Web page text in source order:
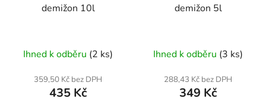
demižon 10l
Ihned k odběru (2 ks)
359,50 Kč bez DPH
435 Kč
demižon 5l
Ihned k odběru (3 ks)
288,43 Kč bez DPH
349 Kč